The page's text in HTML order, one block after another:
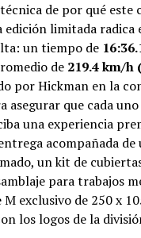
de por qué este
edición limitada radica
un tiempo de
de 219.4 km/h
por Hickman en la
asegurar que cada
una experiencia
acompañada
un kit de
para trabajos
exclusivo de 250 x
los logos de la